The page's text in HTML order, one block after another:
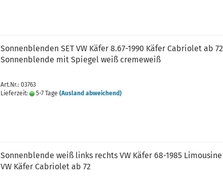
Sonnenblenden SET VW Käfer 8.67-1990 Käfer Cabriolet ab 72
Sonnenblende mit Spiegel weiß cremeweiß
Art.Nr.: 03763
Lieferzeit:
5-7 Tage (Ausland abweichend)
Sonnenblende weiß links rechts VW Käfer 68-1985 Limousine
VW Käfer Cabriolet ab 72